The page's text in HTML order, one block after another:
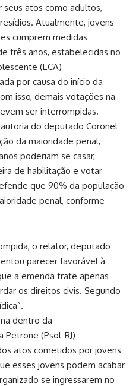
atos como adultos,
Atualmente, jovens
cumprem medidas
três anos, estabelecidas no
(ECA)
por causa do início da
isso, demais votações na
ser interrompidas.
do deputado Coronel
da maioridade penal,
poderiam se casar,
de habilitação e votar
que 90% da população
penal, conforme
o relator, deputado
parecer favorável à
a emenda trate apenas
os direitos civis. Segundo
dentro da
(Psol-RJ)
atos cometidos por jovens
esses jovens podem acabar
se ingressarem no